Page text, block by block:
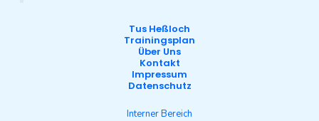
Tus Heßloch
Trainingsplan
Über Uns
Kontakt
Impressum
Datenschutz
Interner Bereich